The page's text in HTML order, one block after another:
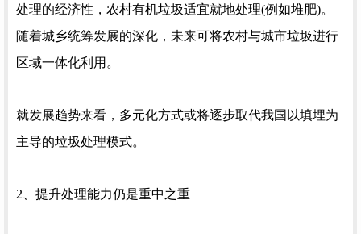
处理的经济性，农村有机垃圾适宜就地处理(例如堆肥)。
随着城乡统筹发展的深化，未来可将农村与城市垃圾进行
区域一体化利用。
就发展趋势来看，多元化方式或将逐步取代我国以填埋为
主导的垃圾处理模式。
2、提升处理能力仍是重中之重